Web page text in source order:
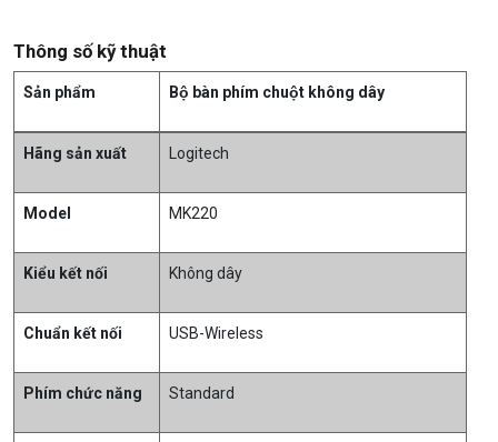
Thông số kỹ thuật
Sản phẩm Bộ bàn phím chuột không dây
Hãng sản xuất Logitech
Model MK220
Kiểu kết nối Không dây
Chuẩn kết nối USB-Wireless
Phím chức năng Standard